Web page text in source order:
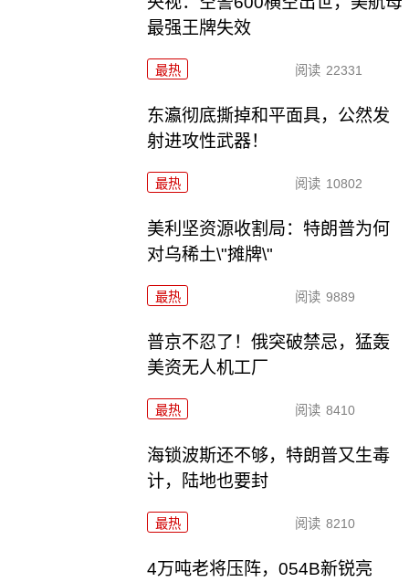
最强王牌失效
最热 阅读 22331
东瀛彻底撕掉和平面具，公然发
射进攻性武器！
最热 阅读 10802
美利坚资源收割局：特朗普为何
对乌稀土\"摊牌\"
最热 阅读 9889
普京不忍了！俄突破禁忌，猛轰
美资无人机工厂
最热 阅读 8410
海锁波斯还不够，特朗普又生毒
计，陆地也要封
最热 阅读 8210
4万吨老将压阵，054B新锐亮